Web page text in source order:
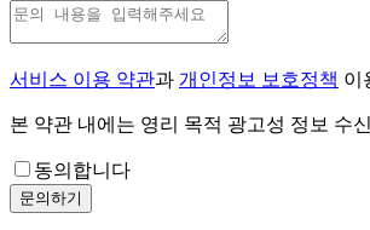
서비스 이용 약관과 개인정보 보호정책 이
본 약관 내에는 영리 목적 광고성 정보 수
동의합니다
문의하기